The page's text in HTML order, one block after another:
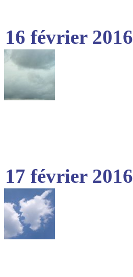
16 février 2016
17 février 2016